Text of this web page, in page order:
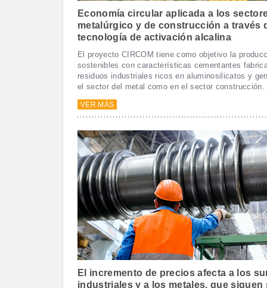
Economía circular aplicada a los
metalúrgico y de construcción a través
tecnología de activación alcalina
El proyecto CIRCOM tiene como objetivo la
sostenibles con características cementantes
residuos industriales ricos en aluminosilicatos y
el sector del metal como en el sector construcción.
VER MÁS
El incremento de precios afecta a los
industriales y a los metales, que siguen